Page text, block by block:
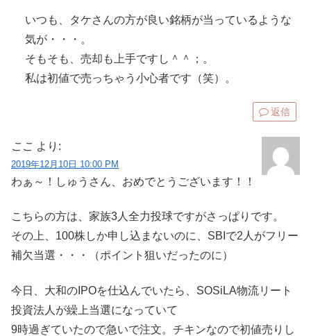
いつも、タケさんの方が良い銘柄が当っているような
気が・・・。
そもそも、売却も上手ですし＾＾；。
私は初値で売っちゃう小心者です（笑）。
返信
ここ より:
2019年12月10日 10:00 PM
わぁ～！しゅうさん、おめでとうございます！！
こちらの方は、家族3人全力投球ですがさっぱりです。
その上、100株しか申し込まないのに、SBIで2人がフリー
補欠当選・・・（ポイント狙いだったのに）
今日、大和のIPOを仕込んでいたら、SOSiLA物流リート
投資法人が繰上当選になっていて
9時過ぎていたので急いで注文。チキンなので初値売りし